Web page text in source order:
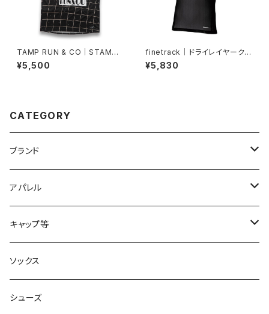
TAMP RUN & CO｜STAMP
GRAPHIC TANK (TRAIL PAR
TY)
¥5,500
finetrack｜ドライレイヤーク
ールタンクトップ（メンズ・黒）
¥5,830
CATEGORY
ブランド
2XU
acu Products
AILEY
AKIV
アパレル
トップス
ボトムス
キャップ等
キャップ・ハット
ヘッドバンド
ソックス
シューズ